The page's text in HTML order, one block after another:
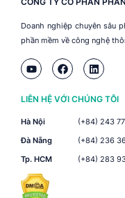
Doanh nghiệp chuyên sâu
phần mềm về công nghệ
LIÊN HỆ VỚI CHÚNG TÔI
Hà Nội
(+84) 243
Đà Nẵng
(+84) 236
Tp. HCM
(+84) 283